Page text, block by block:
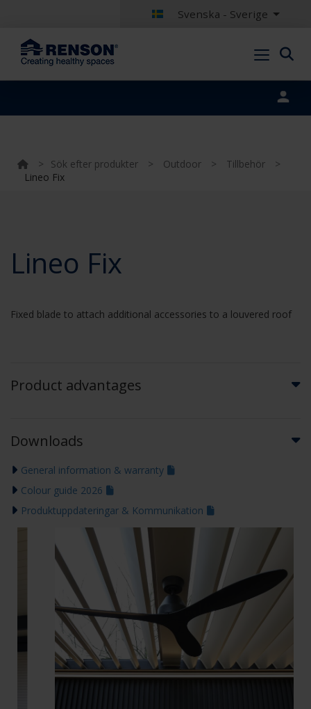
Svenska - Sverige
> Sök efter produkter > Outdoor > Tillbehör
>
Lineo Fix
Lineo Fix
Fixed blade to attach additional accessories to a louvered roof
Product advantages
Downloads
General information & warranty
Colour guide 2026
Produktuppdateringar & Kommunikation